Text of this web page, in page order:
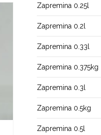
Zapremina 0.25l
Zapremina 0.2l
Zapremina 0.33l
Zapremina 0.375kg
Zapremina 0.3l
Zapremina 0.5kg
Zapremina 0.5l